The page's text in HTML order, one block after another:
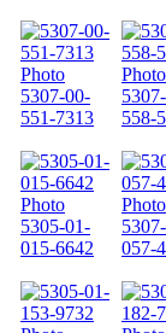
5307-00-
551-7313
558-
5305-01-
015-6642
057-